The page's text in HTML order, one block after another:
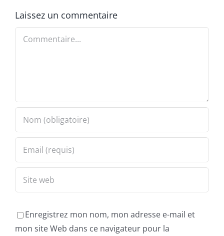
Laissez un commentaire
Commentaire
Enregistrez mon nom, mon adresse e-mail et
mon site Web dans ce navigateur pour la